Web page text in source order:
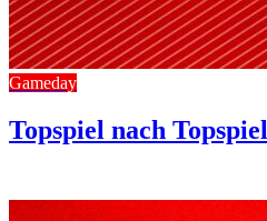
Gameday
Topspiel nach Topspiel